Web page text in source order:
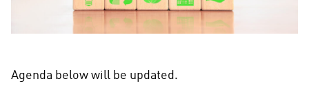
Agenda below will be updated.